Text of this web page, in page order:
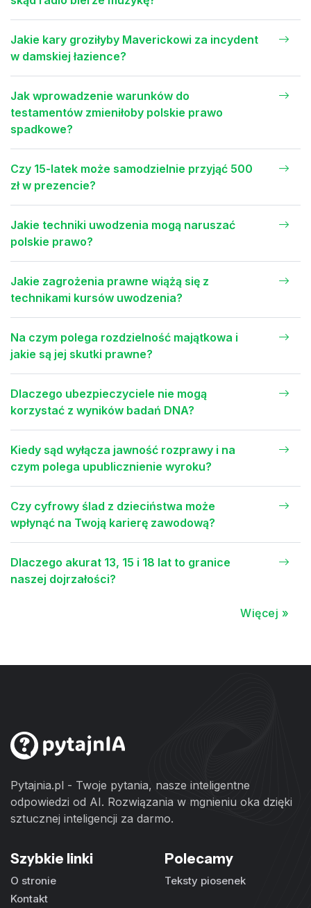
Jakie kary groziłyby Maverickowi za incydent
w damskiej łazience?
Jak wprowadzenie warunków do
testamentów zmieniłoby polskie prawo
spadkowe?
Czy 15-latek może samodzielnie przyjąć 500
zł w prezencie?
Jakie techniki uwodzenia mogą naruszać
polskie prawo?
Jakie zagrożenia prawne wiążą się z
technikami kursów uwodzenia?
Na czym polega rozdzielność majątkowa i
jakie są jej skutki prawne?
Dlaczego ubezpieczyciele nie mogą
korzystać z wyników badań DNA?
Kiedy sąd wyłącza jawność rozprawy i na
czym polega upublicznienie wyroku?
Czy cyfrowy ślad z dzieciństwa może
wpłynąć na Twoją karierę zawodową?
Dlaczego akurat 13, 15 i 18 lat to granice
naszej dojrzałości?
Więcej »
Pytajnia.pl - Twoje pytania, nasze inteligentne
odpowiedzi od AI. Rozwiązania w mgnieniu oka dzięki
sztucznej inteligencji za darmo.
Szybkie linki
O stronie
Kontakt
Polecamy
Teksty piosenek